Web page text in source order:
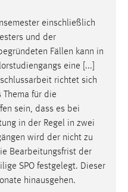
einschließlich
und der
Fällen kann in
eine [...]
richtet sich
Thema für die
sein, dass es bei
in der Regel in zwei
wird der nicht zu
Bearbeitungsfrist der
SPO festgelegt. Dieser
hinausgehen.